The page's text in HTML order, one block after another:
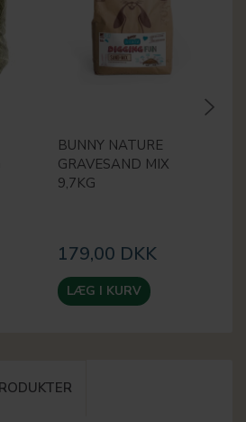
BUNNY NATURE
GRAVESAND MIX
9,7KG
179,00 DKK
LÆG I KURV